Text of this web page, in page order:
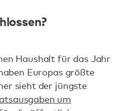
Haushalt für das Jahr
Europas größte
sieht der jüngste
um